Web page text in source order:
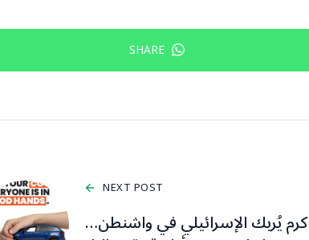
SHARE
NEXT POST
كرم يُربك الإسرائيلي في واشنطن…